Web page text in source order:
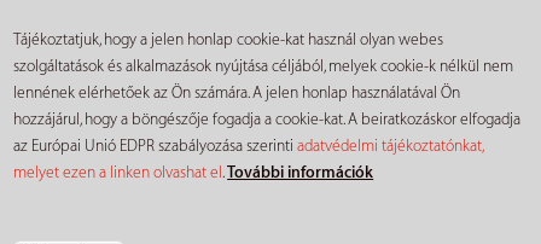
Tájékoztatjuk, hogy a jelen honlap cookie-kat használ olyan webes
szolgáltatások és alkalmazások nyújtása céljából, melyek cookie-k nélkül nem
lennének elérhetőek az Ön számára. A jelen honlap használatával Ön
hozzájárul, hogy a böngészője fogadja a cookie-kat. A beiratkozáskor elfogadja
az Európai Unió EDPR szabályozása szerintiadatvédelmi tájékoztatónkat,
melyet ezen a linken olvashat el.További információk